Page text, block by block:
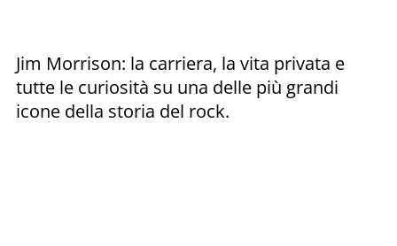
Jim Morrison: la carriera, la vita privata e
tutte le curiosità su una delle più grandi
icone della storia del rock.